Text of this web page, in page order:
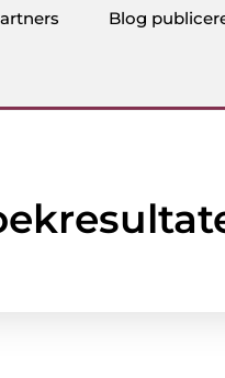
Blog